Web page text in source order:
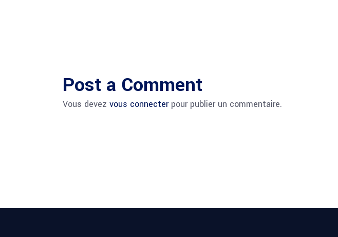
Post a Comment
Vous devez vous connecterpour publier un commentaire.